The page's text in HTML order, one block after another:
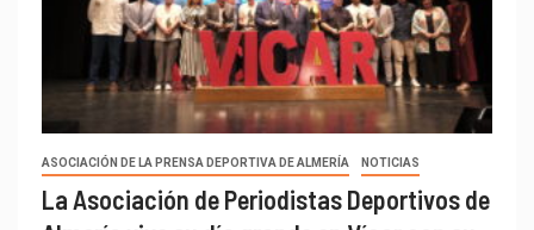
ASOCIACIÓN DE LA PRENSA DEPORTIVA DE ALMERÍA NOTICIAS
La Asociación de Periodistas Deportivos de